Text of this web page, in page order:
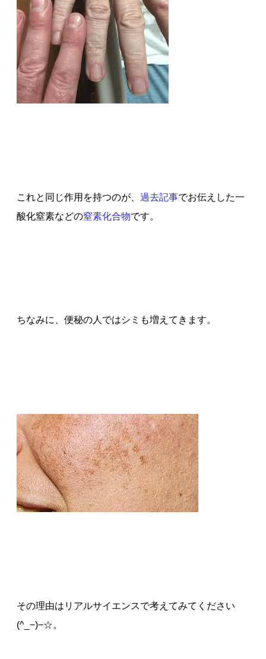
これと同じ作用を持つのが、 過去記事でお伝えした一
酸化窒素などの窒素化合物です。
ちなみに、便秘の人ではシミも増えてきます。
その理由はリアルサイエンスで考えてみてください
(^_−)−☆。